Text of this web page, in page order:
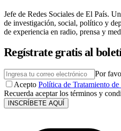
Jefe de Redes Sociales de El País.
de investigación, social, político y
de experiencia en radio, prensa y
Regístrate gratis al
Por
Acepto Política de Tratamiento de
Recuerda aceptar los términos y
INSCRÍBETE AQUÍ